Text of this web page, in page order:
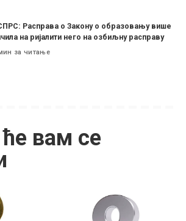
Расправа о Закону о образовању више
на ријалити него на озбиљну расправу
за читање
вам се